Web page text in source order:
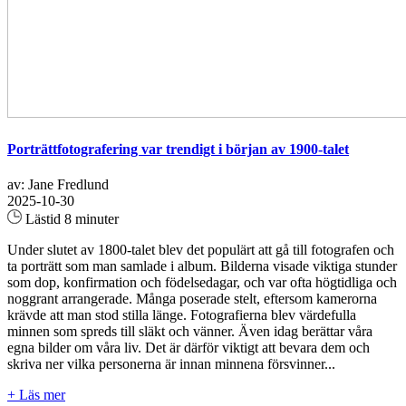
Porträttfotografering var trendigt i början av 1900-talet
av: Jane Fredlund
2025-10-30
Lästid 8 minuter
Under slutet av 1800-talet blev det populärt att gå till fotografen och
ta porträtt som man samlade i album. Bilderna visade viktiga stunder
som dop, konfirmation och födelsedagar, och var ofta högtidliga och
noggrant arrangerade. Många poserade stelt, eftersom kamerorna
krävde att man stod stilla länge. Fotografierna blev värdefulla
minnen som spreds till släkt och vänner. Även idag berättar våra
egna bilder om våra liv. Det är därför viktigt att bevara dem och
skriva ner vilka personerna är innan minnena försvinner...
+ Läs mer